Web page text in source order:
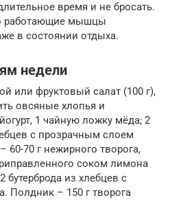
время и не бросать.
работающие мышцы
в состоянии отдыха.
недели
или фруктовый салат (100 г),
овсяные хлопья и
1 чайную ложку мёда; 2
с прозрачным слоем
60-70 г нежирного творога,
соком лимона
бутерброда из хлебцев с
Полдник – 150 г творога